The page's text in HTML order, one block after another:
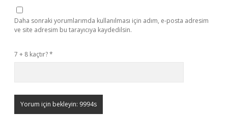
Daha sonraki yorumlarımda kullanılması için adım, e-posta adresim
ve site adresim bu tarayıcıya kaydedilsin.
7 + 8 kaçtır?*